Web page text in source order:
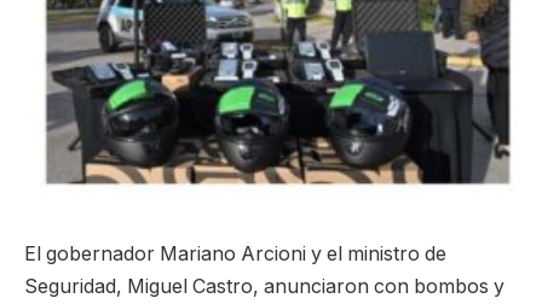
El gobernador Mariano Arcioni y el ministro de
Seguridad, Miguel Castro, anunciaron con bombos y